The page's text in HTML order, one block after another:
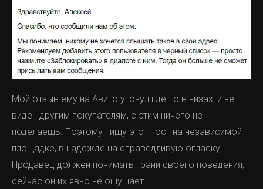
Мой отзыв ему на Авито утонул где-то в низах, и не
виден другим покупателям, с этим ничего не
поделаешь. Поэтому пишу этот пост на независимой
площадке, в надежде на справедливую огласку.
Продавец должен понимать грани своего поведения,
сейчас он их явно не ощущает